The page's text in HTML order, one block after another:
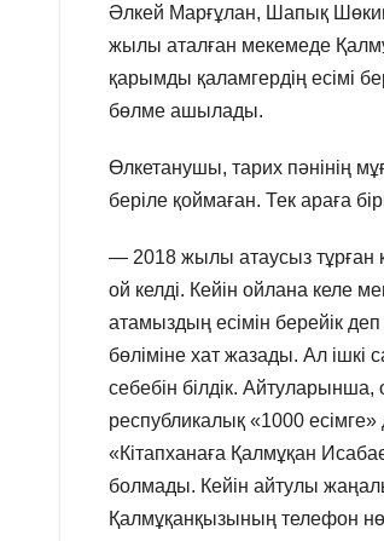
Әлкей Марғұлан, Шапық
жылы аталған мекемеде
қарымды қаламгердің есімі
бөлме ашылады.
Өлкетанушы, тарих пәнінің
беріле қоймаған. Тек араға
— 2018 жылы атаусыз тұрған
ой келді. Кейін ойлана келе
атамыздың есімін берейік
бөліміне хат жазады. Ал ішкі
себебін білдік.
республикалық «1000
«Кітапханаға Қалмұқан
болмады. Кейін айтулы
Қалмұқанқызының телефон